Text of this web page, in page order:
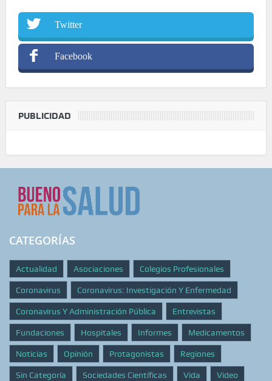
Twitter
Facebook
PUBLICIDAD
CATEGORÍAS
Actualidad Asociaciones Colegios Profesionales
Coronavirus Coronavirus: Investigación Y Enfermedad
Coronavirus Y Administración Pública Entrevistas
Fundaciones Hospitales Informes Medicamentos
Noticias Opinión Protagonistas Regiones
Sin Categoría Sociedades Científicas Vida Video